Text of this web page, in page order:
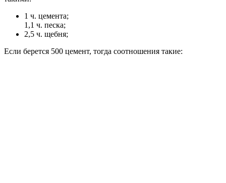
1 ч. цемента;
1,1 ч. песка;
2,5 ч. щебня;
Если берется 500 цемент, тогда соотношения такие: